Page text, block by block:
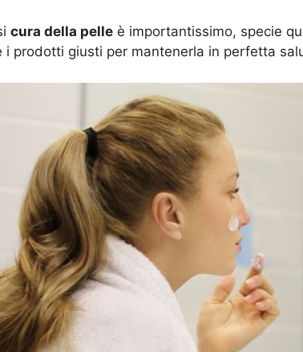
cura della pelle è importantissimo, specie
i prodotti giusti per mantenerla in perfetta